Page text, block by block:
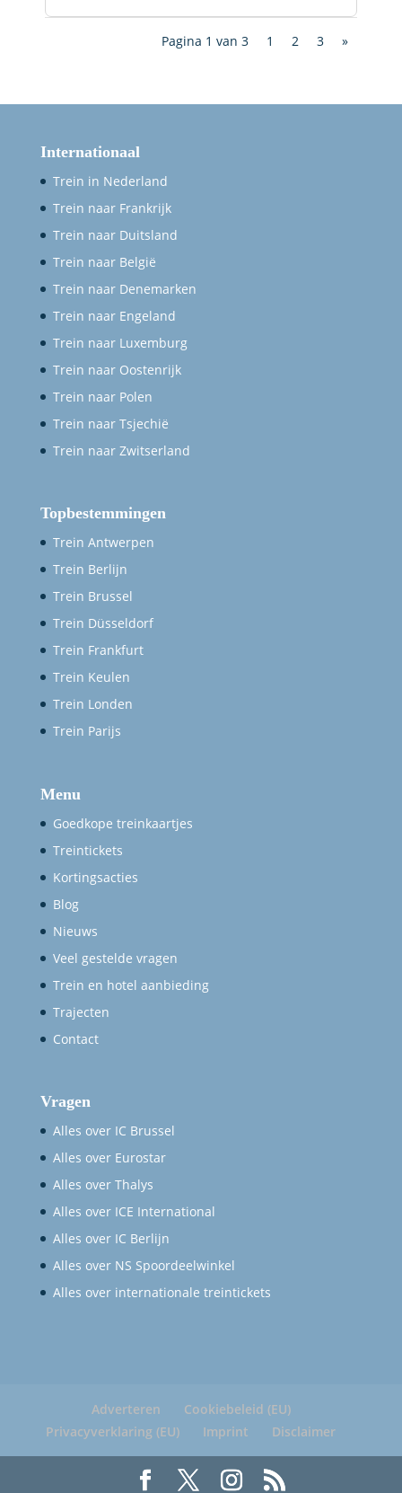
Pagina 1 van 3 1 2 3 »
Internationaal
Trein in Nederland
Trein naar Frankrijk
Trein naar Duitsland
Trein naar België
Trein naar Denemarken
Trein naar Engeland
Trein naar Luxemburg
Trein naar Oostenrijk
Trein naar Polen
Trein naar Tsjechië
Trein naar Zwitserland
Topbestemmingen
Trein Antwerpen
Trein Berlijn
Trein Brussel
Trein Düsseldorf
Trein Frankfurt
Trein Keulen
Trein Londen
Trein Parijs
Menu
Goedkope treinkaartjes
Treintickets
Kortingsacties
Blog
Nieuws
Veel gestelde vragen
Trein en hotel aanbieding
Trajecten
Contact
Vragen
Alles over IC Brussel
Alles over Eurostar
Alles over Thalys
Alles over ICE International
Alles over IC Berlijn
Alles over NS Spoordeelwinkel
Alles over internationale treintickets
Adverteren
Cookiebeleid (EU)
Privacyverklaring (EU)
Imprint Disclaimer